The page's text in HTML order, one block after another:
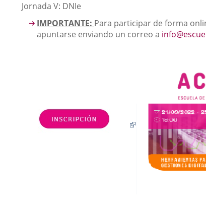
Jornada V: DNIe
IMPORTANTE: Para participar de forma
apuntarse enviando un correo a